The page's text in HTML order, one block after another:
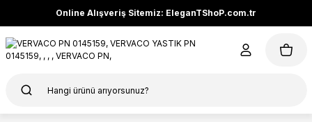
Online Alışveriş Sitemiz: EleganTShoP.com.tr